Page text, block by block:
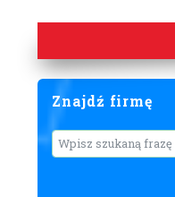
Znajdź firmę